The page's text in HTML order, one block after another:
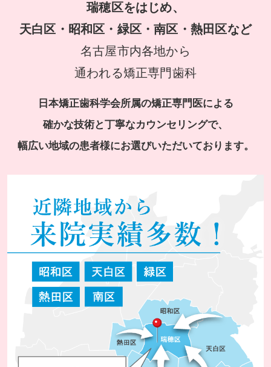
瑞穂区をはじめ、
天白区・昭和区・緑区・南区・熱田区など
名古屋市内各地から
通われる矯正専門歯科
日本矯正歯科学会所属の矯正専門医による
確かな技術と丁寧なカウンセリングで、
幅広い地域の患者様にお選びいただいております。